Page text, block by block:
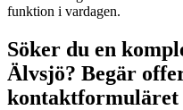
funktion i vardagen.
Söker du en
Älvsjö? Begär
kontaktformuläret